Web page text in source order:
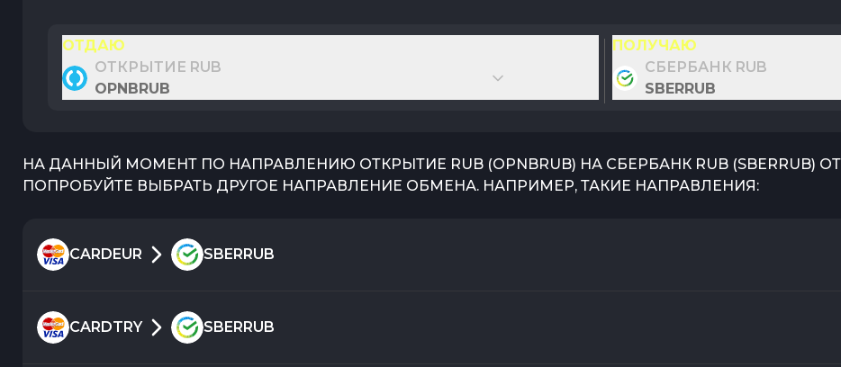
ОТДАЮ
ОТКРЫТИЕ RUB
OPNBRUB
ПОЛУЧАЮ
СБЕРБАНК RUB
SBERRUB
НА ДАННЫЙ МОМЕНТ ПО НАПРАВЛЕНИЮ ОТКРЫТИЕ RUB (OPNBRUB) НА СБЕРБАНК RUB (SBERRUB)
ПОПРОБУЙТЕ ВЫБРАТЬ ДРУГОЕ НАПРАВЛЕНИЕ ОБМЕНА. НАПРИМЕР, ТАКИЕ НАПРАВЛЕНИЯ:
CARDEUR SBERRUB
CARDTRY SBERRUB